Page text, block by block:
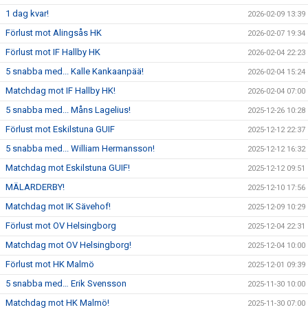
1 dag kvar! 2026-02-09 13:39
Förlust mot Alingsås HK 2026-02-07 19:34
Förlust mot IF Hallby HK 2026-02-04 22:23
5 snabba med... Kalle Kankaanpää! 2026-02-04 15:24
Matchdag mot IF Hallby HK! 2026-02-04 07:00
5 snabba med... Måns Lagelius! 2025-12-26 10:28
Förlust mot Eskilstuna GUIF 2025-12-12 22:37
5 snabba med... William Hermansson! 2025-12-12 16:32
Matchdag mot Eskilstuna GUIF! 2025-12-12 09:51
MÄLARDERBY! 2025-12-10 17:56
Matchdag mot IK Sävehof! 2025-12-09 10:29
Förlust mot OV Helsingborg 2025-12-04 22:31
Matchdag mot OV Helsingborg! 2025-12-04 10:00
Förlust mot HK Malmö 2025-12-01 09:39
5 snabba med… Erik Svensson 2025-11-30 10:00
Matchdag mot HK Malmö! 2025-11-30 07:00